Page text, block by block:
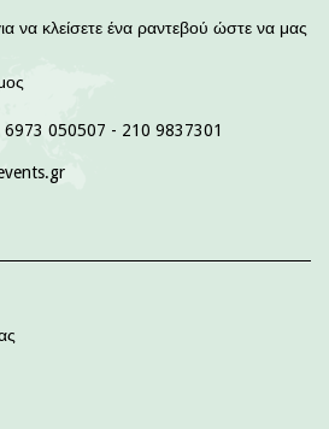
να κλείσετε ένα ραντεβού ώστε να μας
6973 050507 - 210 9837301